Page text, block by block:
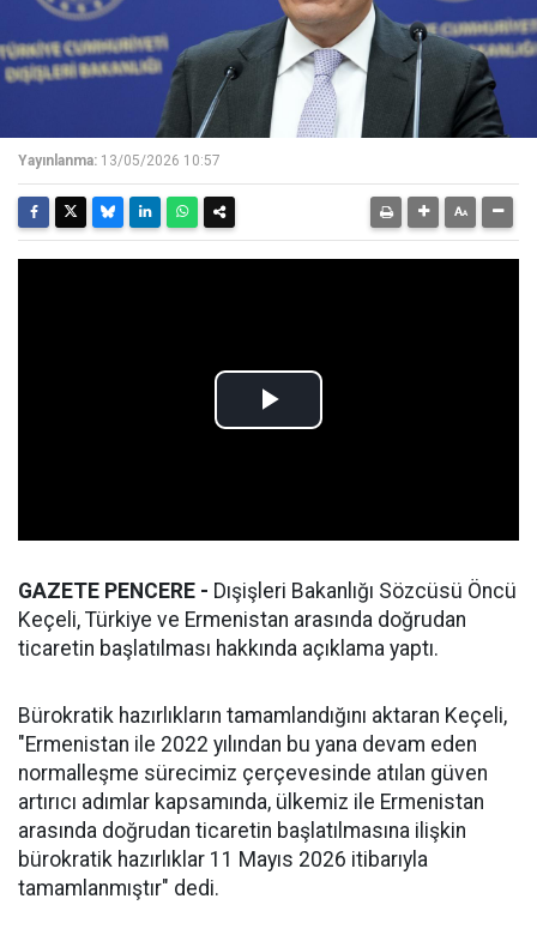
Yayınlanma: 13/05/2026 10:57
GAZETE PENCERE - Dışişleri Bakanlığı Sözcüsü Öncü
Keçeli, Türkiye ve Ermenistan arasında doğrudan
ticaretin başlatılması hakkında açıklama yaptı.
Bürokratik hazırlıkların tamamlandığını aktaran Keçeli,
"Ermenistan ile 2022 yılından bu yana devam eden
normalleşme sürecimiz çerçevesinde atılan güven
artırıcı adımlar kapsamında, ülkemiz ile Ermenistan
arasında doğrudan ticaretin başlatılmasına ilişkin
bürokratik hazırlıklar 11 Mayıs 2026 itibarıyla
tamamlanmıştır" dedi.